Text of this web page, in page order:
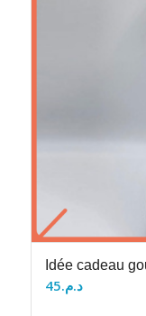
Idée cadeau
د.م.45